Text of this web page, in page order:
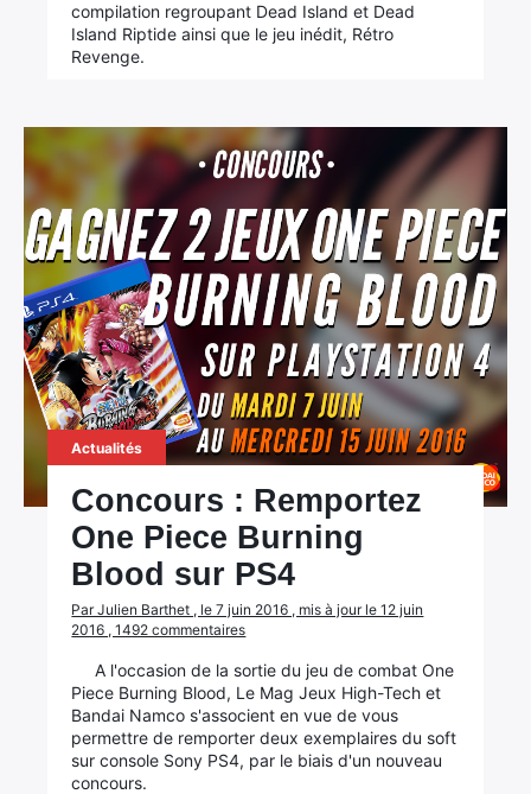
compilation regroupant Dead Island et Dead
Island Riptide ainsi que le jeu inédit, Rétro
Revenge.
Actualités
Concours : Remportez
One Piece Burning
Blood sur PS4
Par Julien Barthet , le 7 juin 2016 , mis à jour le 12 juin
2016 , 1492 commentaires
A l'occasion de la sortie du jeu de combat One
Piece Burning Blood, Le Mag Jeux High-Tech et
Bandai Namco s'associent en vue de vous
permettre de remporter deux exemplaires du soft
sur console Sony PS4, par le biais d'un nouveau
concours.